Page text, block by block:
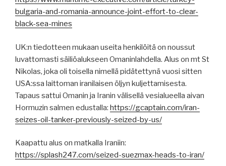
bulgaria-and-romania-announce-joint-effort-to-clear-
black-sea-mines
UK:n tiedotteen mukaan useita henkilöitä on noussut
luvattomasti säiliöalukseen Omaninlahdella. Alus on mt St
Nikolas, joka oli toisella nimellä pidätettynä vuosi sitten
USA:ssa laittoman iranilaisen öljyn kuljettamisesta.
Tapaus sattui Omanin ja Iranin välisellä vesialueella aivan
Hormuzin salmen edustalla: https://gcaptain.com/iran-
seizes-oil-tanker-previously-seized-by-us/
Kaapattu alus on matkalla Iraniin:
https://splash247.com/seized-suezmax-heads-to-iran/